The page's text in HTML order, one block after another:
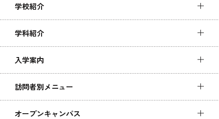
学校紹介
学科紹介
入学案内
訪問者別メニュー
オープンキャンパス